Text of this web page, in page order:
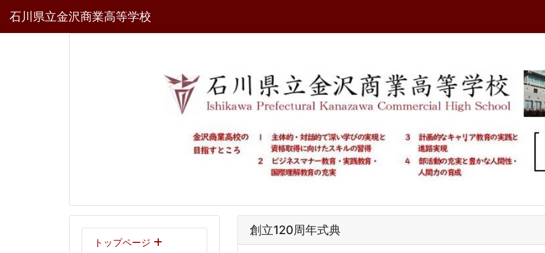
石川県立金沢商業高等学校
トップページ
創立120周年式典